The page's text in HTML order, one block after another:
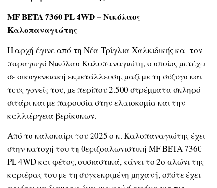
MF BETA 7360 PL 4WD – Νικόλαος
Καλοπαναγιώτης
Η αρχή έγινε από τη Νέα Τρίγλια Χαλκιδικής και τον
παραγωγό Νικόλαο Καλοπαναγιώτη, ο οποίος µετέχει
σε οικογενειακή εκµετάλλευση, µαζί µε τη σύζυγο και
τους γονείς του, µε περίπου 2.500 στρέµµατα σκληρό
σιτάρι και µε παρουσία στην ελαιοκοµία και την
καλλιέργεια βερίκοκων.
Από το καλοκαίρι του 2025 ο κ. Καλοπαναγιώτης έχει
στην κατοχή του τη θεριζοαλωνιστική MF BETA 7360
PL 4WD και φέτος, ουσιαστικά, κάνει το 2ο αλώνι της
καριέρας του µε τη συγκεκριµένη µηχανή, οπότε έχει